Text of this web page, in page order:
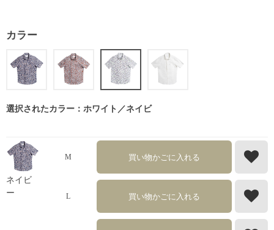
カラー
選択されたカラー：ホワイト／ネイビ
ネイビ
ー
M 買い物かごに入れる
L 買い物かごに入れる